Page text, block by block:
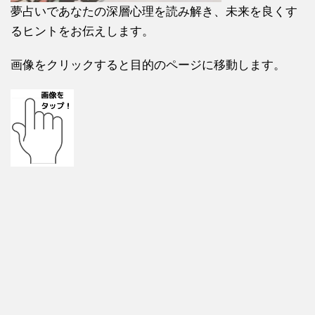
夢占いであなたの深層心理を読み解き、未来を良くす
るヒントをお伝えします。
画像をクリックすると目的のページに移動します。